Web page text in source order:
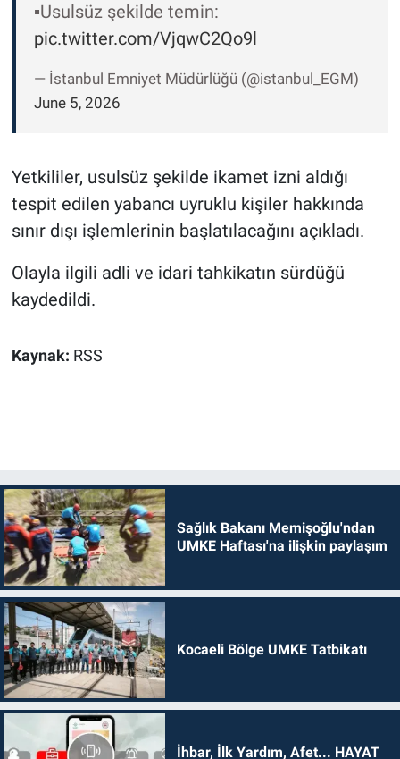
▪️Usulsüz şekilde temin:
pic.twitter.com/VjqwC2Qo9l
— İstanbul Emniyet Müdürlüğü (@istanbul_EGM)
June 5, 2026
Yetkililer, usulsüz şekilde ikamet izni aldığı
tespit edilen yabancı uyruklu kişiler hakkında
sınır dışı işlemlerinin başlatılacağını açıkladı.
Olayla ilgili adli ve idari tahkikatın sürdüğü
kaydedildi.
Kaynak: RSS
Sağlık Bakanı Memişoğlu'ndan
UMKE Haftası'na ilişkin paylaşım
Kocaeli Bölge UMKE Tatbikatı
İhbar, İlk Yardım, Afet... HAYAT